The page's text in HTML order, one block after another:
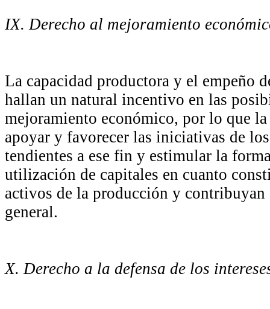
IX. Derecho al mejoramiento
La capacidad productora y el empeño
hallan un natural incentivo en las
mejoramiento económico, por lo que la
apoyar y favorecer las iniciativas de
tendientes a ese fin y estimular la
utilización de capitales en cuanto
activos de la producción y contribuyan
general.
X. Derecho a la defensa de los